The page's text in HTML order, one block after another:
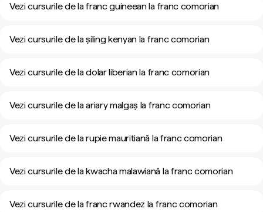
Vezi cursurile de la franc guineean la franc comorian
Vezi cursurile de la șiling kenyan la franc comorian
Vezi cursurile de la dolar liberian la franc comorian
Vezi cursurile de la ariary malgaș la franc comorian
Vezi cursurile de la rupie mauritiană la franc comorian
Vezi cursurile de la kwacha malawiană la franc comorian
Vezi cursurile de la franc rwandez la franc comorian